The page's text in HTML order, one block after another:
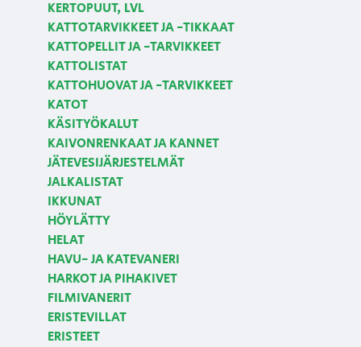
KERTOPUUT, LVL
KATTOTARVIKKEET JA -TIKKAAT
KATTOPELLIT JA -TARVIKKEET
KATTOLISTAT
KATTOHUOVAT JA -TARVIKKEET
KATOT
KÄSITYÖKALUT
KAIVONRENKAAT JA KANNET
JÄTEVESIJÄRJESTELMÄT
JALKALISTAT
IKKUNAT
HÖYLÄTTY
HELAT
HAVU- JA KATEVANERI
HARKOT JA PIHAKIVET
FILMIVANERIT
ERISTEVILLAT
ERISTEET